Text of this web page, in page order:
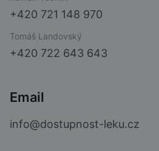
+420 721 148 970
Tomáš Landovský
+420 722 643 643
Email
info@dostupnost-leku.cz